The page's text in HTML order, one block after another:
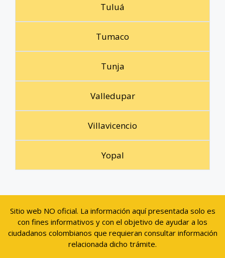
Tuluá
Tumaco
Tunja
Valledupar
Villavicencio
Yopal
Sitio web NO oficial. La información aquí presentada solo es
con fines informativos y con el objetivo de ayudar a los
ciudadanos colombianos que requieran consultar información
relacionada dicho trámite.